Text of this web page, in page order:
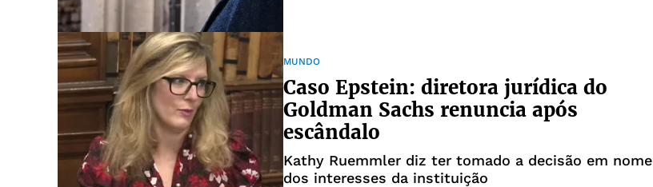
MUNDO
Caso Epstein: diretora jurídica do
Goldman Sachs renuncia após
escândalo
Kathy Ruemmler diz ter tomado a decisão em nome
dos interesses da instituição